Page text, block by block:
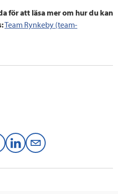
för att läsa mer om hur du kan
Team Rynkeby (team-
T
L
M